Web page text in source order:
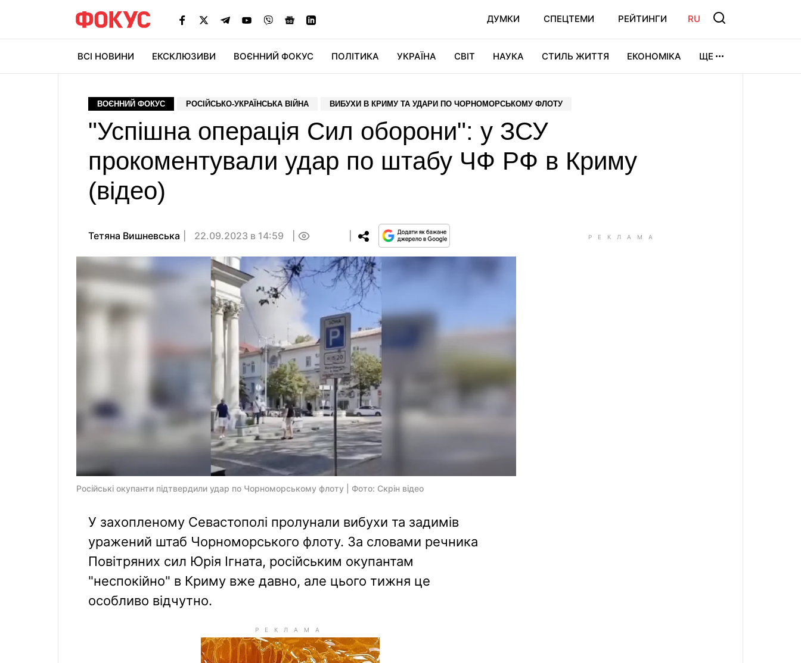
ДУМКИ СПЕЦТЕМИ РЕЙТИНГИ RU
ВСІ НОВИНИ ЕКСКЛЮЗИВИ ВОЄННИЙ ФОКУС ПОЛІТИКА УКРАЇНА СВІТ НАУКА СТИЛЬ ЖИТТЯ ЕКОНОМІКА ЩЕ
ВОЄННИЙ ФОКУС РОСІЙСЬКО-УКРАЇНСЬКА ВІЙНА ВИБУХИ В КРИМУ ТА УДАРИ ПО ЧОРНОМОРСЬКОМУ ФЛОТУ
"Успішна операція Сил оборони": у ЗСУ
прокоментували удар по штабу ЧФ РФ в Криму
(відео)
Тетяна Вишневська 22.09.2023 в 14:59
Російські окупанти підтвердили удар по Чорноморському флоту | Фото: Скрін відео
У захопленому Севастополі пролунали вибухи та задимів
уражений штаб Чорноморського флоту. За словами речника
Повітряних сил Юрія Ігната, російським окупантам
"неспокійно" в Криму вже давно, але цього тижня це
особливо відчутно.